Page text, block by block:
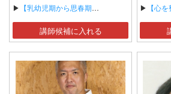
▶ 【乳幼児期から思春期の性教育】
講師候補に入れる
▶ 【心を整